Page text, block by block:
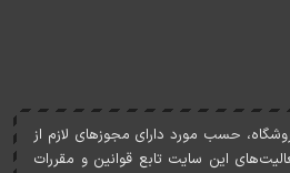
حسب مورد دارای مجوزهای لازم از
اين سايت تابع قوانين و مقررات